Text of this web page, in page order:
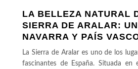
LA BELLEZA NATURAL
SIERRA DE ARALAR:
NAVARRA Y PAÍS
La Sierra de Aralar es uno de los
fascinantes de España. Situada en